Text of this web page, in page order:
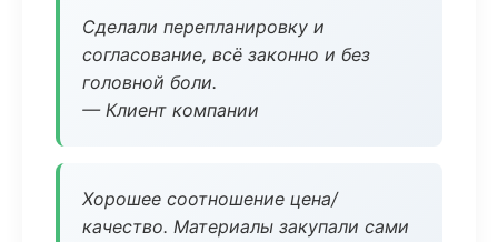
Сделали перепланировку и
согласование, всё законно и без
головной боли.
— Клиент компании
Хорошее соотношение цена/
качество. Материалы закупали сами